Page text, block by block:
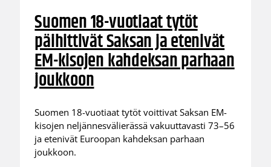
Suomen 18-vuotiaat tytöt
päihittivät Saksan ja etenivät
EM-kisojen kahdeksan parhaan
joukkoon
Suomen 18-vuotiaat tytöt voittivat Saksan EM-
kisojen neljännesvälierässä vakuuttavasti 73–56
ja etenivät Euroopan kahdeksan parhaan
joukkoon.